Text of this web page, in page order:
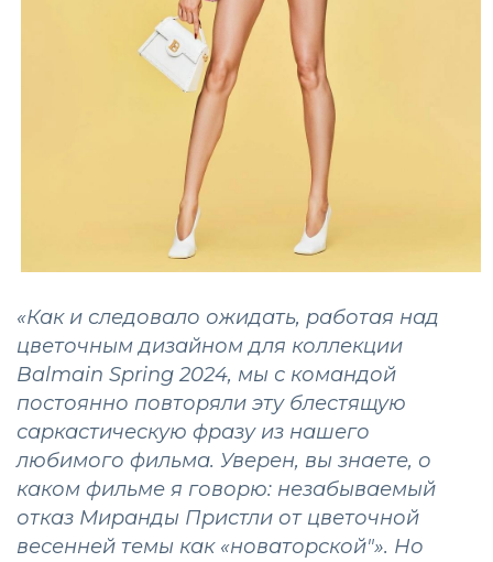
«Как и следовало ожидать, работая над
цветочным дизайном для коллекции
Balmain Spring 2024, мы с командой
постоянно повторяли эту блестящую
саркастическую фразу из нашего
любимого фильма. Уверен, вы знаете, о
каком фильме я говорю: незабываемый
отказ Миранды Пристли от цветочной
весенней темы как «новаторской"». Но